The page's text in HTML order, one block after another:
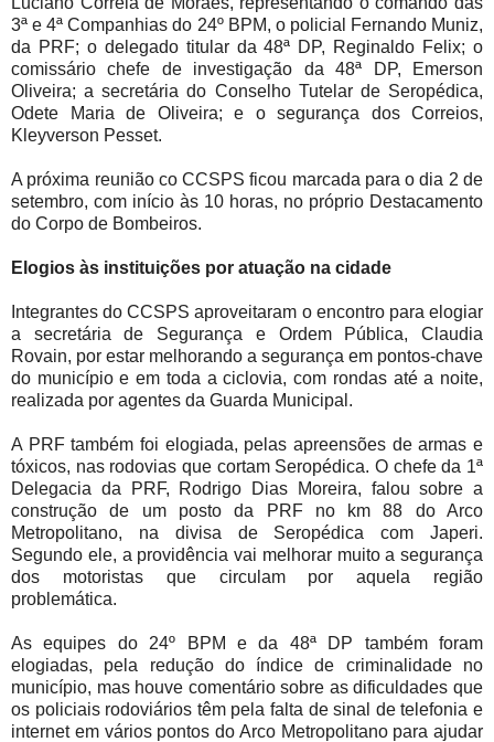
3ª e 4ª Companhias do 24º BPM, o policial Fernando Muniz,
da PRF; o delegado titular da 48ª DP, Reginaldo Felix; o
comissário chefe de investigação da 48ª DP, Emerson
Oliveira; a secretária do Conselho Tutelar de Seropédica,
Odete Maria de Oliveira; e o segurança dos Correios,
Kleyverson Pesset.
A próxima reunião co CCSPS ficou marcada para o dia 2 de
setembro, com início às 10 horas, no próprio Destacamento
do Corpo de Bombeiros.
Elogios às instituições por atuação na cidade
Integrantes do CCSPS aproveitaram o encontro para elogiar
a secretária de Segurança e Ordem Pública, Claudia
Rovain, por estar melhorando a segurança em pontos-chave
do município e em toda a ciclovia, com rondas até a noite,
realizada por agentes da Guarda Municipal.
A PRF também foi elogiada, pelas apreensões de armas e
tóxicos, nas rodovias que cortam Seropédica. O chefe da 1ª
Delegacia da PRF, Rodrigo Dias Moreira, falou sobre a
construção de um posto da PRF no km 88 do Arco
Metropolitano, na divisa de Seropédica com Japeri.
Segundo ele, a providência vai melhorar muito a segurança
dos motoristas que circulam por aquela região
problemática.
As equipes do 24º BPM e da 48ª DP também foram
elogiadas, pela redução do índice de criminalidade no
município, mas houve comentário sobre as dificuldades que
os policiais rodoviários têm pela falta de sinal de telefonia e
internet em vários pontos do Arco Metropolitano para ajudar